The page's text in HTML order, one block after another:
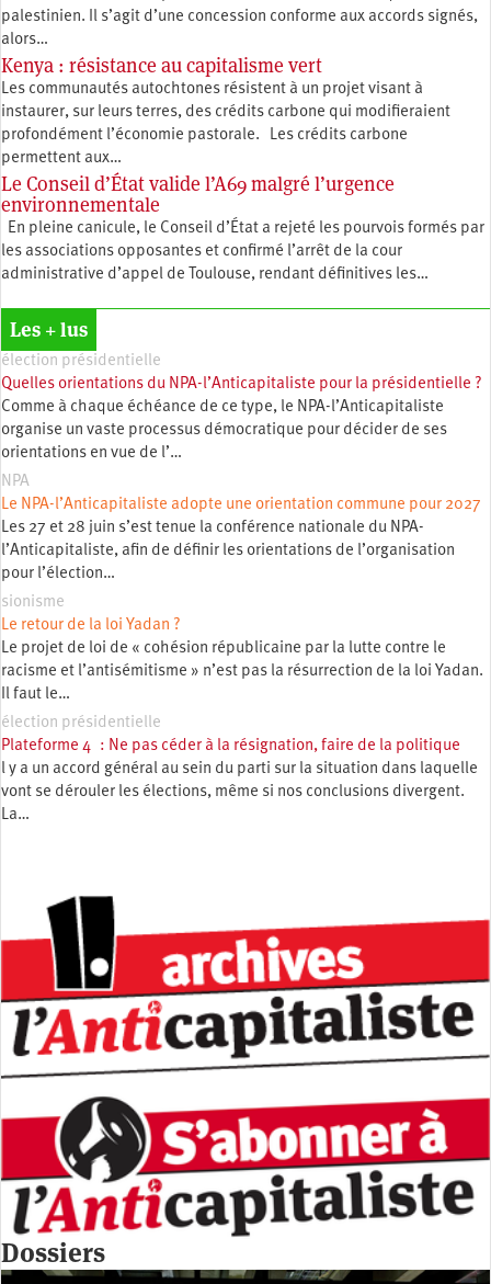
palestinien. Il s’agit d’une concession conforme aux accords signés,
alors…
Kenya : résistance au capitalisme vert
Les communautés autochtones résistent à un projet visant à
instaurer, sur leurs terres, des crédits carbone qui modifieraient
profondément l’économie pastorale. Les crédits carbone
permettent aux…
Le Conseil d’État valide l’A69 malgré l’urgence
environnementale
En pleine canicule, le Conseil d’État a rejeté les pourvois formés par
les associations opposantes et confirmé l’arrêt de la cour
administrative d’appel de Toulouse, rendant définitives les…
Les + lus
élection présidentielle
Quelles orientations du NPA-l’Anticapitaliste pour la présidentielle ?
Comme à chaque échéance de ce type, le NPA-l’Anticapitaliste
organise un vaste processus démocratique pour décider de ses
orientations en vue de l’…
NPA
Le NPA-l’Anticapitaliste adopte une orientation commune pour 2027
Les 27 et 28 juin s’est tenue la conférence nationale du NPA-
l’Anticapitaliste, afin de définir les orientations de l’organisation
pour l’élection…
sionisme
Le retour de la loi Yadan ?
Le projet de loi de « cohésion républicaine par la lutte contre le
racisme et l’antisémitisme » n’est pas la résurrection de la loi Yadan.
Il faut le…
élection présidentielle
Plateforme 4 : Ne pas céder à la résignation, faire de la politique
l y a un accord général au sein du parti sur la situation dans laquelle
vont se dérouler les élections, même si nos conclusions divergent.
La…
Dossiers